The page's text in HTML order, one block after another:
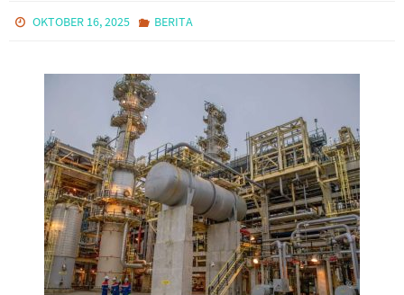
OKTOBER 16, 2025 BERITA